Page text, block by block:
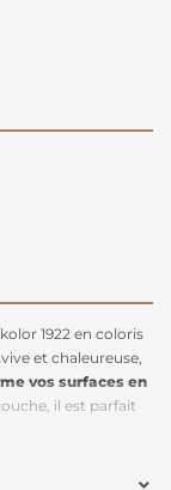
1922 en coloris
et chaleureuse,
vos surfaces en
il est parfait
même les endroits